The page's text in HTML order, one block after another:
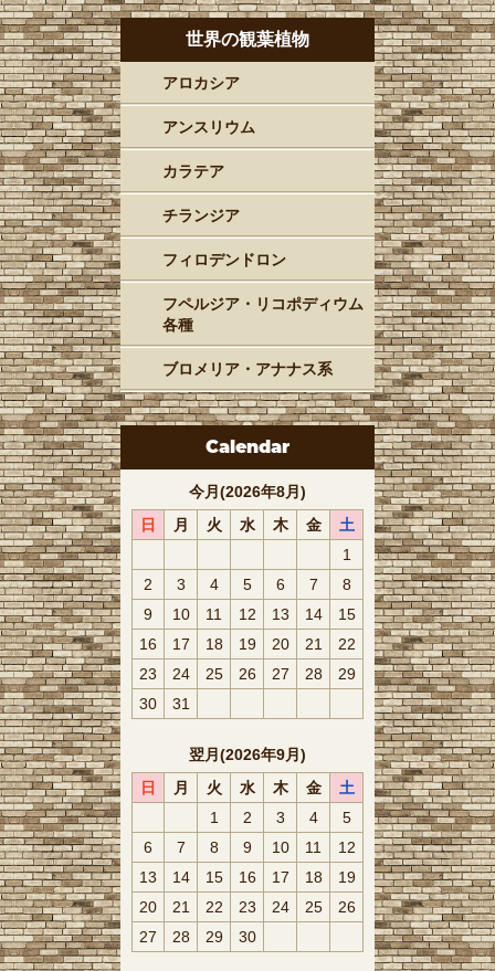
世界の観葉植物
アロカシア
アンスリウム
カラテア
チランジア
フィロデンドロン
フペルジア・リコポディウム
各種
ブロメリア・アナナス系
Calendar
今月(2026年8月)
日
月 火 水 木 金
土
1
2
3 4 5 6 7
8
9
10 11 12 13 14
15
16
17 18 19 20 21
22
23
24 25 26 27 28
29
30
31
翌月(2026年9月)
日
月 火 水 木 金
土
1
2 3 4
5
6
7 8 9 10 11
12
13
14 15 16 17 18
19
20
21 22 23 24 25
26
27
28 29 30